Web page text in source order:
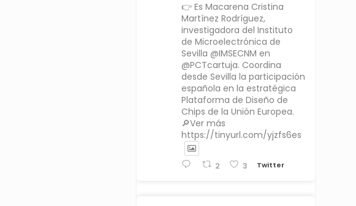
👉 Es Macarena Cristina
Martínez Rodríguez,
investigadora del Instituto
de Microelectrónica de
Sevilla @IMSECNM en
@PCTcartuja. Coordina
desde Sevilla la participación
española en la estratégica
Plataforma de Diseño de
Chips de la Unión Europea.
🔎Ver más
https://tinyurl.com/yjzfs6es
2 3 Twitter